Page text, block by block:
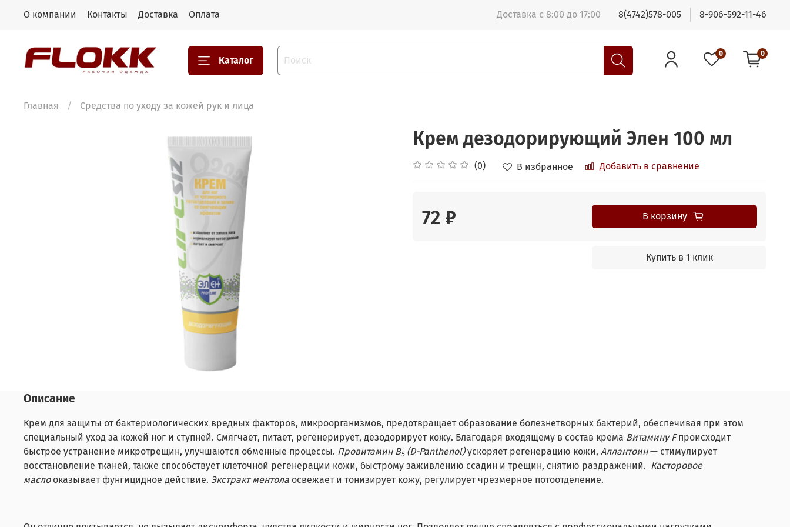
О компании Контакты Доставка Оплата Доставка с 8:00 до 17:00 8(4742)578-005 8-906-592-11-46
Каталог
0 0
Главная Средства по уходу за кожей рук и лица
Крем дезодорирующий Элен 100 мл
(0) В избранное Добавить в сравнение
72 ₽ В корзину
Купить в 1 клик
Описание
Крем для защиты от бактериологических вредных факторов, микроорганизмов, предотвращает образование болезнетворных бактерий, обеспечивая при этом
специальный уход за кожей ног и ступней. Смягчает, питает, регенерирует, дезодорирует кожу. Благодаря входящему в состав крема Витамину F происходит
быстрое устранение микротрещин, улучшаются обменные процессы. Провитамин В5(D-Panthenol) ускоряет регенерацию кожи, Аллантоин — стимулирует
восстановление тканей, также способствует клеточной регенерации кожи, быстрому заживлению ссадин и трещин, снятию раздражений. Касторовое
масло оказывает фунгицидное действие. Экстракт ментола освежает и тонизирует кожу, регулирует чрезмерное потоотделение.